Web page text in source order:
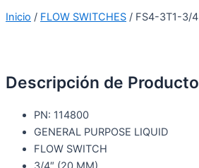
Inicio / FLOW SWITCHES / FS4-3T1-3/4
Descripción de Producto
PN: 114800
GENERAL PURPOSE LIQUID
FLOW SWITCH